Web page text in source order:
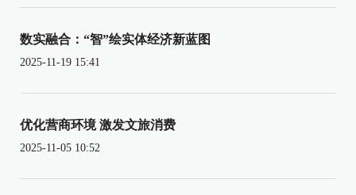
数实融合：“智”绘实体经济新蓝图
2025-11-19 15:41
优化营商环境 激发文旅消费
2025-11-05 10:52